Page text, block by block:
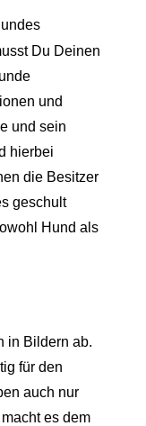
Du Deinen
und
und sein
hierbei
die Besitzer
geschult
Hund als
in Bildern ab.
für den
auch nur
es dem